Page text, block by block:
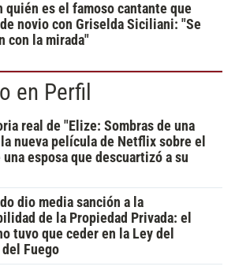
quién es el famoso cantante que
novio con Griselda Siciliani: "Se
con la mirada"
en Perfil
real de "Elize: Sombras de una
nueva película de Netflix sobre el
una esposa que descuartizó a su
dio media sanción a la
de la Propiedad Privada: el
tuvo que ceder en la Ley del
del Fuego